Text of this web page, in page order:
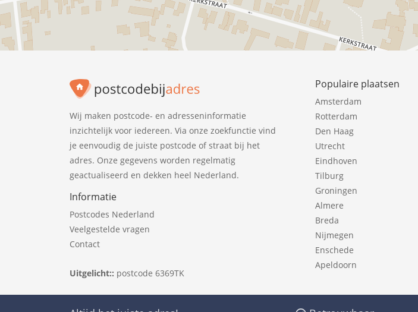
Wij maken postcode- en adresseninformatie
inzichtelijk voor iedereen. Via onze zoekfunctie vind
je eenvoudig de juiste postcode of straat bij het
adres. Onze gegevens worden regelmatig
geactualiseerd en dekken heel Nederland.
Informatie
Postcodes Nederland
Veelgestelde vragen
Contact
Uitgelicht:: postcode 6369TK
Populaire plaatsen
Amsterdam
Rotterdam
Den Haag
Utrecht
Eindhoven
Tilburg
Groningen
Almere
Breda
Nijmegen
Enschede
Apeldoorn